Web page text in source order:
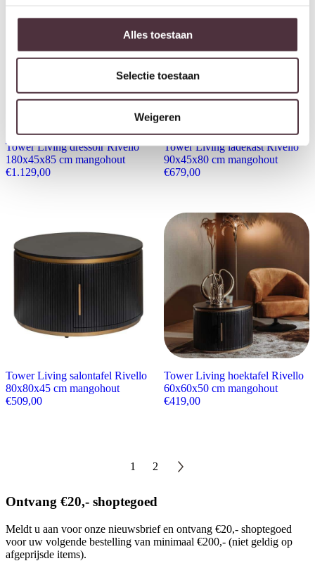
Alles toestaan
Selectie toestaan
Weigeren
Tower Living dressoir Rivello
180x45x85 cm mangohout
€1.129,00
Tower Living ladekast Rivello
90x45x80 cm mangohout
€679,00
Tower Living salontafel Rivello
80x80x45 cm mangohout
€509,00
Tower Living hoektafel Rivello
60x60x50 cm mangohout
€419,00
1 2
Ontvang €20,- shoptegoed
Meldt u aan voor onze nieuwsbrief en ontvang €20,- shoptegoed
voor uw volgende bestelling van minimaal €200,- (niet geldig op
afgeprijsde items).